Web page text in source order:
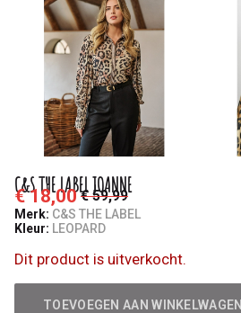
C&S THE LABEL JOANNE
€ 18,00 € 59,99
Merk: C&S THE LABEL
Kleur: LEOPARD
Dit product is uitverkocht.
TOEVOEGEN AAN WINKELWAGEN